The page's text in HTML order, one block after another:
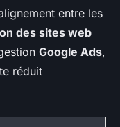
entre les
des sites web
Google Ads,
réduit